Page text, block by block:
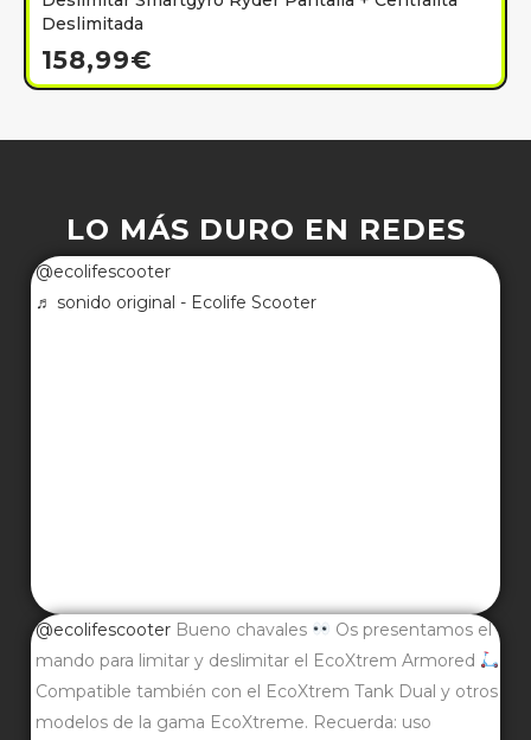
Deslimitada
158,99€
LO MÁS DURO EN REDES
@ecolifescooter
♬ sonido original - Ecolife Scooter
@ecolifescooter Bueno chavales
Os presentamos el
mando para limitar y deslimitar el EcoXtrem Armored
Compatible también con el EcoXtrem Tank Dual y otros
modelos de la gama EcoXtreme. Recuerda: uso